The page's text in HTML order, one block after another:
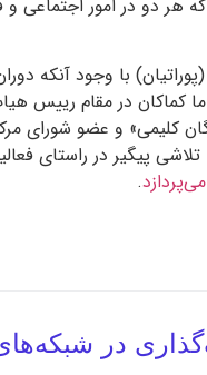
هر دو در امور اجتماعی
با وجود آنکه
کماکان در مقام رییس
کلیمی» و عضو شورای
پیگیر در راستای
می‌پردازد.
در